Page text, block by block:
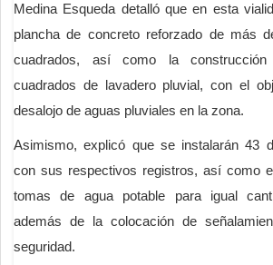
Medina Esqueda detalló que en esta
plancha de concreto reforzado de más
cuadrados, así como la
cuadrados de lavadero pluvial, con el
desalojo de aguas pluviales en la zona.
Asimismo, explicó que se instalarán 43
con sus respectivos registros, así como
tomas de agua potable para igual
además de la colocación de
seguridad.